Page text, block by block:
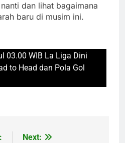
dan lihat bagaimana
baru di musim ini.
03.00 WIB La Liga Dini
to Head dan Pola Gol
Next: